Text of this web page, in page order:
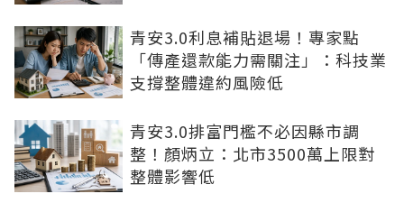
青安3.0利息補貼退場！專家點
「傳產還款能力需關注」：科技業
支撐整體違約風險低
青安3.0排富門檻不必因縣市調
整！顏炳立：北市3500萬上限對
整體影響低